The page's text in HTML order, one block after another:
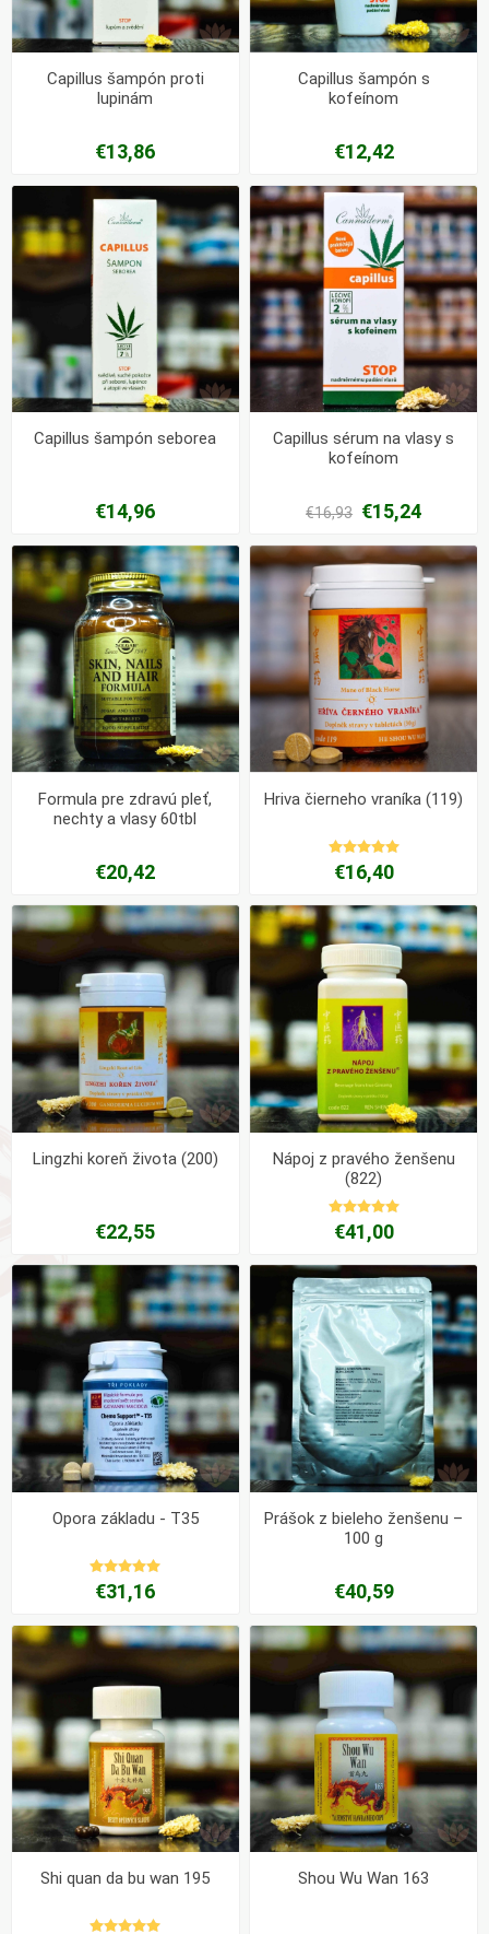
Capillus šampón proti
lupinám
€13,86
Capillus šampón s
kofeínom
€12,42
Capillus šampón seborea
€14,96
Capillus sérum na vlasy s
kofeínom
€16,93 €15,24
Formula pre zdravú pleť,
nechty a vlasy 60tbl
€20,42
Hriva čierneho vraníka (119)
€16,40
Lingzhi koreň života (200)
€22,55
Nápoj z pravého ženšenu
(822)
€41,00
Opora základu - T35
€31,16
Prášok z bieleho ženšenu –
100 g
€40,59
Shi quan da bu wan 195 Shou Wu Wan 163